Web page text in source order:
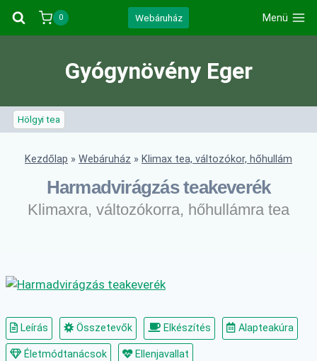
Skip
0 Webáruház Menü
Gyógynövény Eger
Hölgyi tea
Kezdőlap » Webáruház » Klimax tea, változókor, hőhullám
Harmadvirágzás teakeverék
Klimaxra, változókorra, hőhullámra tea
Leírás Összetevők Elkészítés Alapteakúra
Életmódtanácsok Ellenjavallat